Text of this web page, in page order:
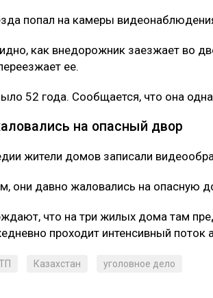
попал на камеры
как внедорожник заезжает во
ее.
52 года. Сообщается, что она
на опасный двор
жители домов записали
они давно жаловались на опасную
что на три жилых дома там
проходит интенсивный поток
Казахстан уголовное дело